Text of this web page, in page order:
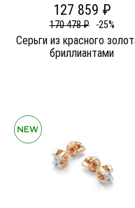
127 859 ₽
170 478 ₽ -25%
Серьги из красного
бриллиантами